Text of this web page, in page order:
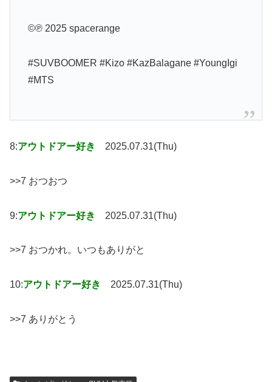
©℗ 2025 spacerange
#SUVBOOMER #Kizo #KazBalagane #YoungIgi
#MTS
8:アウトドアー好き 2025.07.31(Thu)
>>7 おつおつ
9:アウトドアー好き 2025.07.31(Thu)
>>7 おつかれ。いつもありがと
10:アウトドアー好き 2025.07.31(Thu)
>>7 ありがとう